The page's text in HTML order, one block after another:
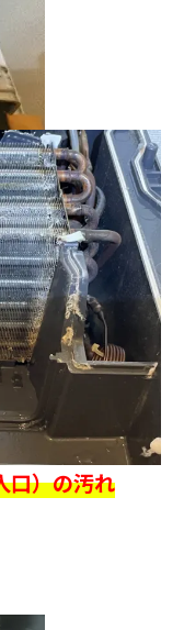
口）の汚れ